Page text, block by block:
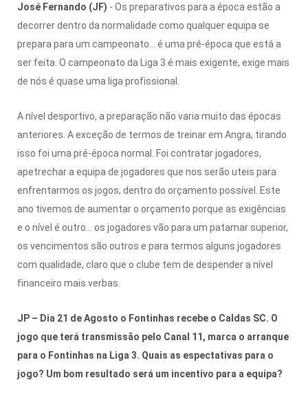
José Fernando (JF) - Os preparativos para a época estão a
decorrer dentro da normalidade como qualquer equipa se
prepara para um campeonato… é uma pré-época que está a
ser feita. O campeonato da Liga 3 é mais exigente, exige mais
de nós é quase uma liga profissional.
A nível desportivo, a preparação não varia muito das épocas
anteriores. A exceção de termos de treinar em Angra, tirando
isso foi uma pré-época normal. Foi contratar jogadores,
apetrechar a equipa de jogadores que nos serão uteis para
enfrentarmos os jogos, dentro do orçamento possível. Este
ano tivemos de aumentar o orçamento porque as exigências
e o nível é outro… os jogadores vão para um patamar superior,
os vencimentos são outros e para termos alguns jogadores
com qualidade, claro que o clube tem de despender a nível
financeiro mais verbas.
JP – Dia 21 de Agosto o Fontinhas recebe o Caldas SC. O
jogo que terá transmissão pelo Canal 11, marca o arranque
para o Fontinhas na Liga 3. Quais as espectativas para o
jogo? Um bom resultado será um incentivo para a equipa?